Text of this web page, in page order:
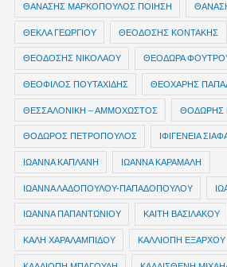
ΘΑΝΑΣΗΣ ΜΑΡΚΟΠΟΥΛΟΣ ΠΟΙΗΣΗ
ΘΕΚΛΑ ΓΕΩΡΓΙΟΥ ΘΕΟΔΟΣΗΣ ΚΟΝΤΑΚΗΣ
ΘΕΟΔΟΣΗΣ ΝΙΚΟΛΑΟΥ ΘΕΟΔΩΡΑ
ΘΕΟΦΙΛΟΣ ΠΟΥΤΑΧΙΔΗΣ ΘΕΟΧΑΡΗΣ
ΘΕΣΣΑΛΟΝΙΚΗ – ΑΜΜΟΧΩΣΤΟΣ ΘΟΔΩΡΗΣ
ΘΟΔΩΡΟΣ ΠΕΤΡΟΠΟΥΛΟΣ ΙΦΙΓΕΝΕΙΑ
ΙΩΑΝΝΑ ΚΑΠΛΑΝΗ ΙΩΑΝΝΑ ΚΑΡΑΜΑΛΗ
ΙΩΑΝΝΑ ΛΑΔΟΠΟΥΛΟΥ-ΠΑΠΑΔΟΠΟΥΛΟΥ
ΙΩΑΝΝΑ ΠΑΠΑΝΤΩΝΙΟΥ ΚΑΙΤΗ ΒΑΣΙΛΑΚΟΥ
ΚΑΛΗ ΧΑΡΑΛΑΜΠΙΔΟΥ ΚΑΛΛΙΟΠΗ ΕΞΑΡΧΟΥ